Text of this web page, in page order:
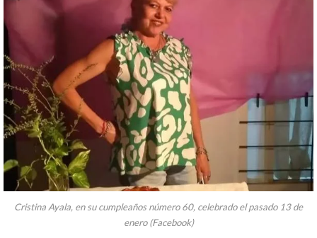
Cristina Ayala, en su cumpleaños número 60, celebrado el pasado 13 de
enero (Facebook)